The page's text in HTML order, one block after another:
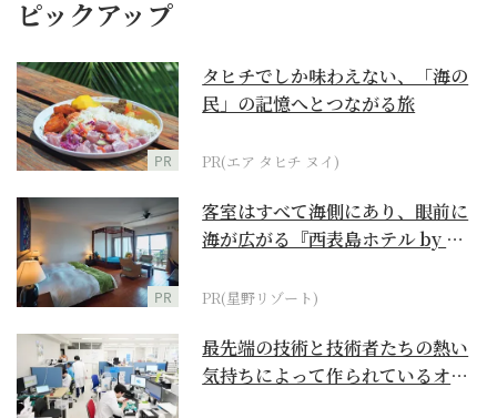
ピックアップ
PR
タヒチでしか味わえない、「海の
民」の記憶へとつながる旅
PR(エア タヒチ ヌイ)
PR
客室はすべて海側にあり、眼前に
海が広がる『西表島ホテル by 星
PR(星野リゾート)
最先端の技術と技術者たちの熱い
気持ちによって作られているオー